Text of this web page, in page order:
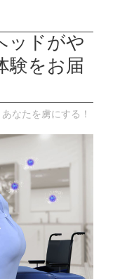
ッドがや
験をお届
なたを虜にする！